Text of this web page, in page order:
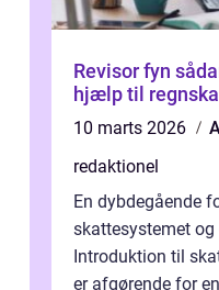
Revisor fyn sådan finder du den rigtige
hjælp til
10 marts 2026
redaktionel
En dybdegående
skattesystemet
Introduktion til
er afgørende for